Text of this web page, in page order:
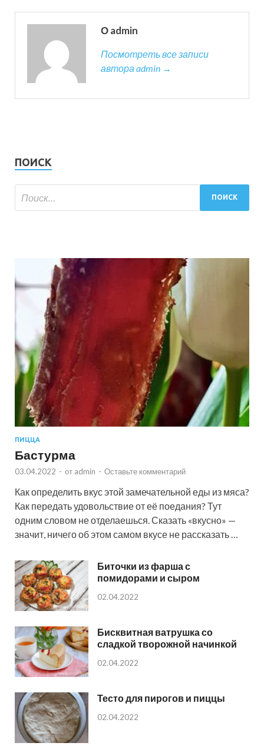
О admin
Посмотреть все записи
автора admin →
ПОИСК
ПИЦЦА
Бастурма
03.04.2022 - от admin - Оставьте комментарий
Как определить вкус этой замечательной еды из мяса?
Как передать удовольствие от её поедания? Тут
одним словом не отделаешься. Сказать «вкусно» —
значит, ничего об этом самом вкусе не рассказать …
Биточки из фарша с
помидорами и сыром
02.04.2022
Бисквитная ватрушка со
сладкой творожной начинкой
02.04.2022
Тесто для пирогов и пиццы
02.04.2022